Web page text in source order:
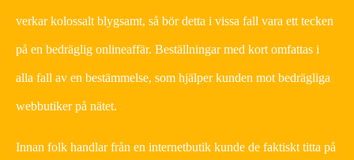
verkar kolossalt blygsamt, så bör detta i vissa fall vara ett tecken
på en bedräglig onlineaffär. Beställningar med kort omfattas i
alla fall av en bestämmelse, som hjälper kunden mot bedrägliga
webbutiker på nätet.
Innan folk handlar från en internetbutik kunde de faktiskt titta på